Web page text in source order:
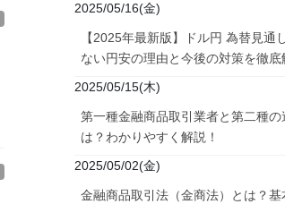
2025/05/16(金)
【2025年最新版】ドル円 為替見通
ない円安の理由と今後の対策を徹底
2025/05/15(木)
第一種金融商品取引業者と第二種の
は？わかりやすく解説！
2025/05/02(金)
金融商品取引法（金商法）とは？基